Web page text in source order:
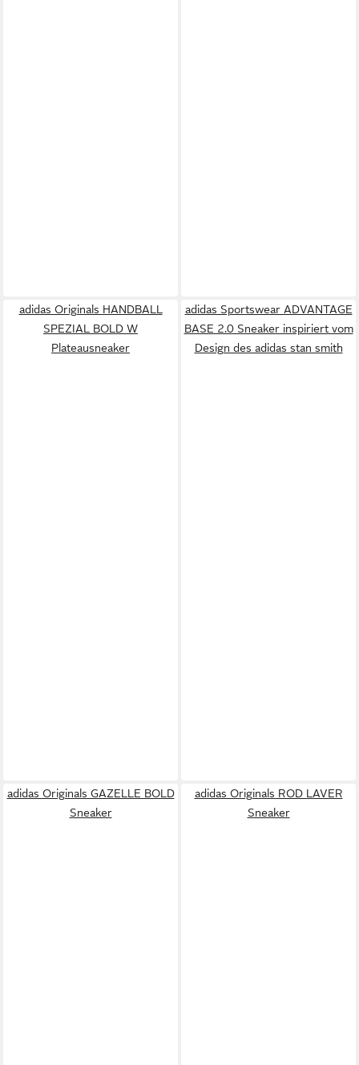
adidas Originals HANDBALL
SPEZIAL BOLD W
Plateausneaker
adidas Sportswear ADVANTAGE
BASE 2.0 Sneaker inspiriert vom
Design des adidas stan smith
adidas Originals GAZELLE BOLD
Sneaker
adidas Originals ROD LAVER
Sneaker